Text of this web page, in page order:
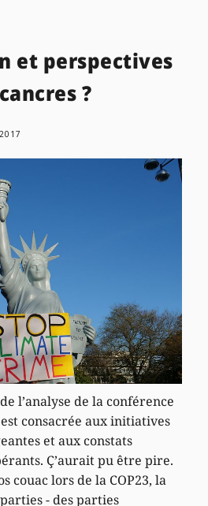
et perspectives
?
l’analyse de la conférence
consacrée aux initiatives
et aux constats
Ç’aurait pu être pire.
couac lors de la COP23, la
- des parties